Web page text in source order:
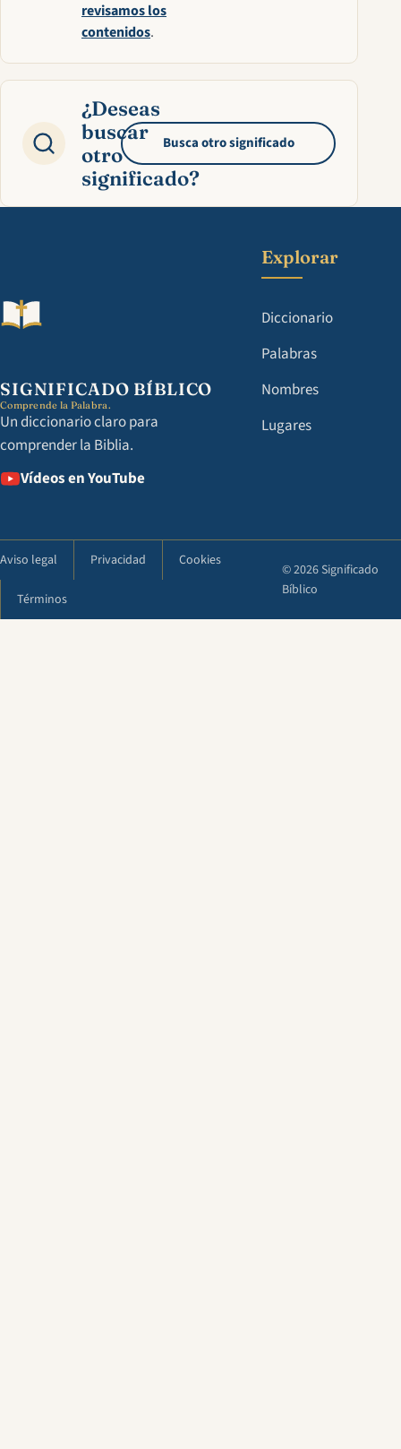
revisamos los
contenidos.
¿Deseas
buscar
otro
significado?
Busca otro significado
SIGNIFICADO BÍBLICO
Comprende la Palabra.
Un diccionario claro para
comprender la Biblia.
Vídeos en YouTube
Explorar
Diccionario
Palabras
Nombres
Lugares
Aviso legal Privacidad Cookies
Términos
© 2026 Significado
Bíblico